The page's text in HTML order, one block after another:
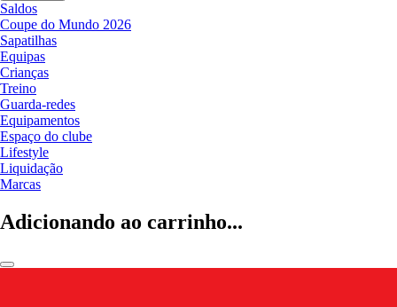
Saldos
Coupe do Mundo 2026
Sapatilhas
Equipas
Crianças
Treino
Guarda-redes
Equipamentos
Espaço do clube
Lifestyle
Liquidação
Marcas
Adicionando ao carrinho...